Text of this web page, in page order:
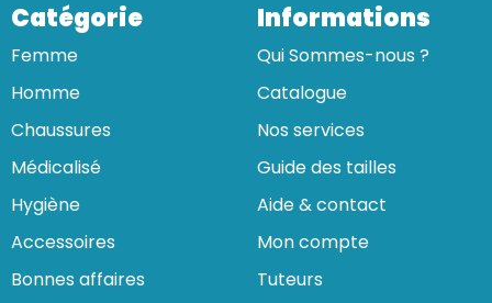
Catégorie
Femme
Homme
Chaussures
Médicalisé
Hygiène
Accessoires
Bonnes affaires
Informations
Qui Sommes-nous ?
Catalogue
Nos services
Guide des tailles
Aide & contact
Mon compte
Tuteurs